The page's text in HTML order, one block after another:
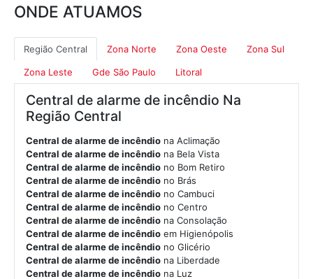
ONDE ATUAMOS
Região Central Zona Norte Zona Oeste Zona Sul
Zona Leste Gde São Paulo Litoral
Central de alarme de incêndio Na
Região Central
Central de alarme de incêndio na Aclimação
Central de alarme de incêndio na Bela Vista
Central de alarme de incêndio no Bom Retiro
Central de alarme de incêndio no Brás
Central de alarme de incêndio no Cambuci
Central de alarme de incêndio no Centro
Central de alarme de incêndio na Consolação
Central de alarme de incêndio em Higienópolis
Central de alarme de incêndio no Glicério
Central de alarme de incêndio na Liberdade
Central de alarme de incêndio na Luz